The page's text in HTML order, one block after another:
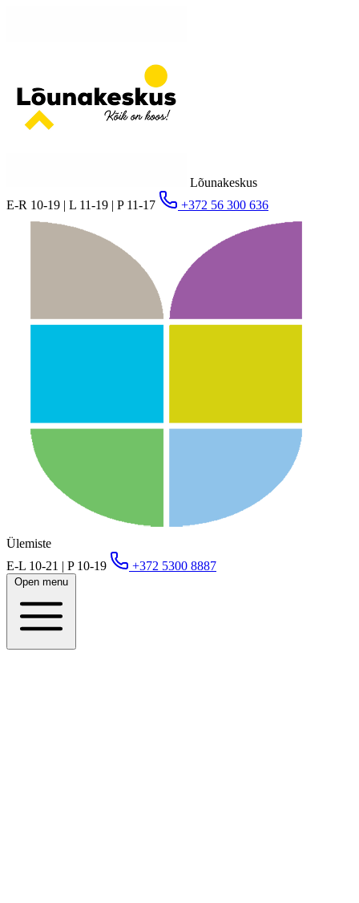
Lõunakeskus
E-R 10-19 | L 11-19 | P 11-17
+372 56 300 636
Ülemiste
E-L 10-21 | P 10-19
+372 5300 8887
Open menu